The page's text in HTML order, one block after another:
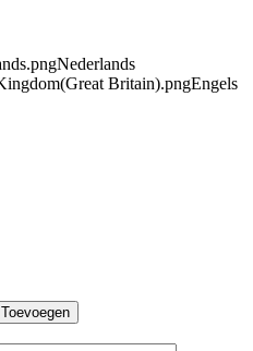
Nederlands
Engels
Toevoegen